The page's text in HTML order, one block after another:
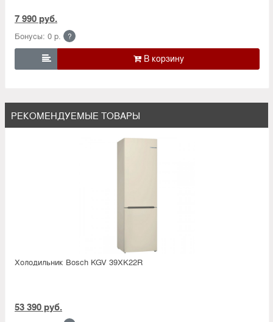
7 990 руб.
Бонусы: 0 р. ?

РЕКОМЕНДУЕМЫЕ ТОВАРЫ
Холодильник Bosсh KGV 39XK22R
53 390 руб.